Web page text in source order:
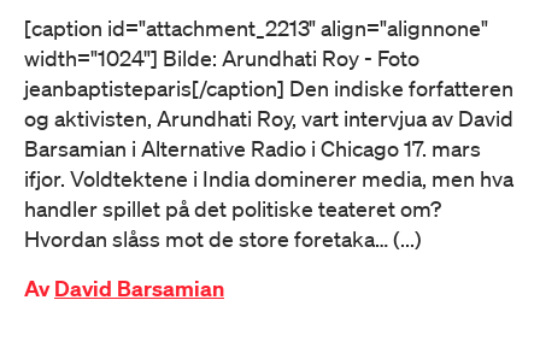
[caption id="attachment_2213" align="alignnone"
width="1024"] Bilde: Arundhati Roy - Foto
jeanbaptisteparis[/caption] Den indiske forfatteren
og aktivisten, Arundhati Roy, vart intervjua av David
Barsamian i Alternative Radio i Chicago 17. mars
ifjor. Voldtektene i India dominerer media, men hva
handler spillet på det politiske teateret om?
Hvordan slåss mot de store foretaka… (...)
AvDavid Barsamian